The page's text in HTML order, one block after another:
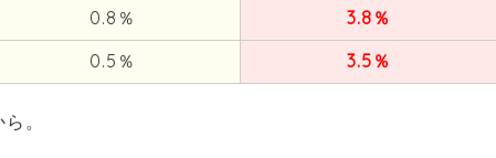
0.8％
3.8％
0.5％ 3.5％
。